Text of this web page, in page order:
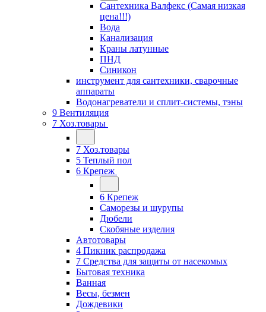
Сантехника Валфекс (Самая низкая
цена!!!)
Вода
Канализация
Краны латунные
ПНД
Синикон
инструмент для сантехники, сварочные
аппараты
Водонагреватели и сплит-системы, тэны
9 Вентиляция
7 Хоз.товары
7 Хоз.товары
5 Теплый пол
6 Крепеж
6 Крепеж
Саморезы и шурупы
Дюбели
Скобяные изделия
Автотовары
4 Пикник распродажа
7 Средства для защиты от насекомых
Бытовая техника
Ванная
Весы, безмен
Дождевики